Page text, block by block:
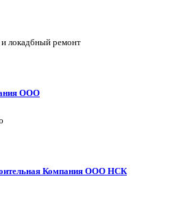
и локадбный ремонт
ООО
Компания ООО НСК